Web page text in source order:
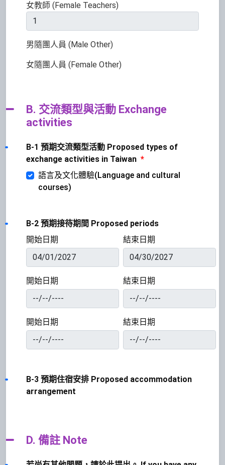
女教師 (Female Teachers)
男隨團人員 (Male Other)
女隨團人員 (Female Other)
B. 交流類型與活動 Exchange
activities
B-1 預期交流類型活動 Proposed types of
exchange activities in Taiwan *
語言及文化體驗(Language and cultural
courses)
B-2 預期接待期間 Proposed periods
開始日期
結束日期
開始日期 結束日期
開始日期 結束日期
B-3 預期住宿安排 Proposed accommodation
arrangement
D. 備註 Note